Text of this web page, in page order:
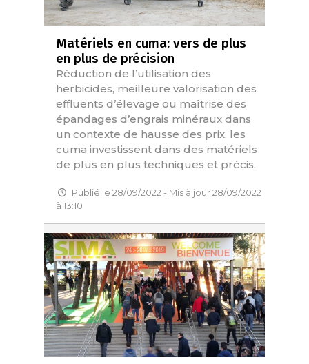
Matériels en cuma: vers de plus
en plus de précision
Réduction de l’utilisation des
herbicides, meilleure valorisation des
effluents d’élevage ou maîtrise des
épandages d’engrais minéraux dans
un contexte de hausse des prix, les
cuma investissent dans des matériels
de plus en plus techniques et précis.
Publié le 28/09/2022 - Mis à jour 28/09/2022
à 13:10